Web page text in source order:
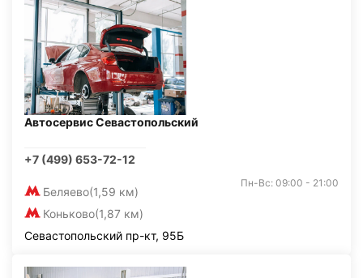
Автосервис Севастопольский
+7 (499) 653-72-12
Беляево(1,59 км)
Коньково(1,87 км)
Пн-Вс: 09:00 - 21:00
Севастопольский пр-кт, 95Б